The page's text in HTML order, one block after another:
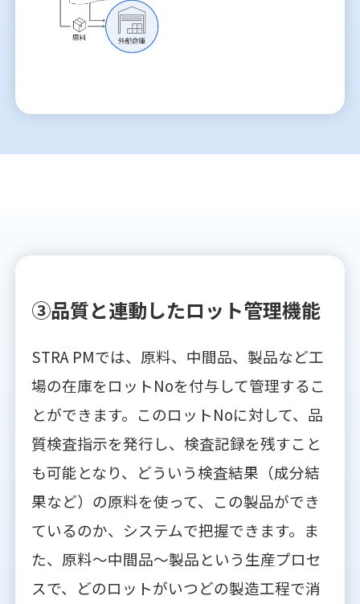
③品質と連動したロット管理機能
STRA PMでは、原料、中間品、製品など工
場の在庫をロットNoを付与して管理するこ
とができます。このロットNoに対して、品
質検査指示を発行し、検査記録を残すこと
も可能となり、どういう検査結果（成分結
果など）の原料を使って、この製品ができ
ているのか、システムで把握できます。ま
た、原料～中間品～製品という生産プロセ
スで、どのロットがいつどの製造工程で消